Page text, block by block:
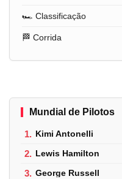
🏎️ Classificação
🏁 Corrida
Mundial de Pilotos
1. Kimi Antonelli
2. Lewis Hamilton
3. George Russell